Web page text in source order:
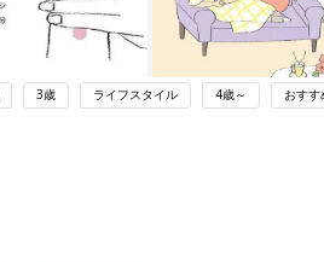
3歳 ライフスタイル 4歳～ おすす